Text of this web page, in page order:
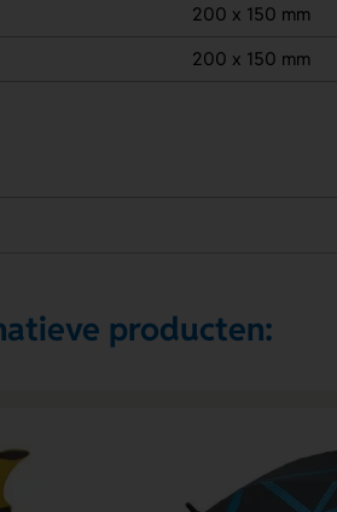
200 x 150 mm
200 x 150 mm
producten: